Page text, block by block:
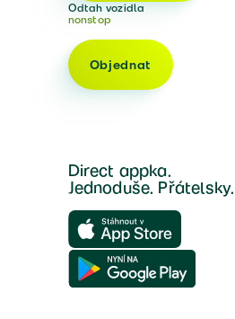
Odtah vozidla
nonstop
Objednat
Direct appka.
Jednoduše. Přátelsky.